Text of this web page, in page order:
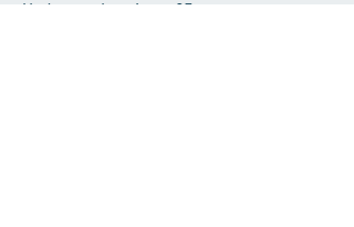
Undersøgelsen i uge 25